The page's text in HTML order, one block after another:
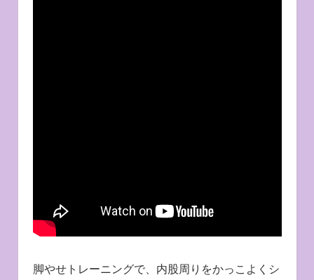
脚やせトレーニングで、内股周りをかっこよくシ